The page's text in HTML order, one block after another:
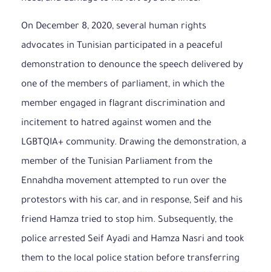
On December 8, 2020, several human rights
advocates in Tunisian participated in a peaceful
demonstration to denounce the speech delivered by
one of the members of parliament, in which the
member engaged in flagrant discrimination and
incitement to hatred against women and the
LGBTQIA+ community. Drawing the demonstration, a
member of the Tunisian Parliament from the
Ennahdha movement attempted to run over the
protestors with his car, and in response, Seif and his
friend Hamza tried to stop him. Subsequently, the
police arrested Seif Ayadi and Hamza Nasri and took
them to the local police station before transferring